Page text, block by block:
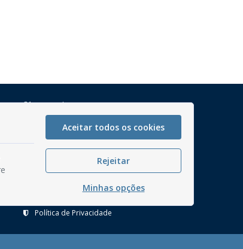
Mapa do Site
Perguntas frequentes
Manual de Navegação
Serviços Internos
Política de Privacidade
Aceitar todos os cookies
Rejeitar
Minhas opções